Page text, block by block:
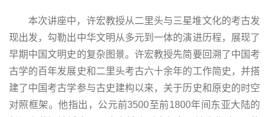
本次讲座中，许宏教授从二里头与三星堆文化的考古发
现出发，勾勒出中华文明从多元到一体的演进历程，展现了
早期中国文明史的复杂图景。许宏教授先简要回溯了中国考
古学的百年发展史和二里头考古六十余年的工作简史，并搭
建了中国考古学参与古史建构以来，关于历史和原史的时空
对照框架。他指出，公元前3500至前1800年间东亚大陆的